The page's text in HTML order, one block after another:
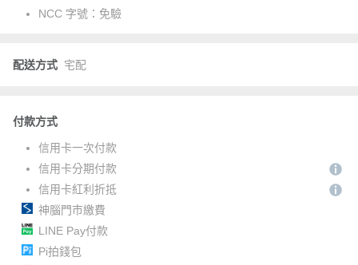
NCC 字號： 免驗
配送方式 宅配
付款方式
信用卡一次付款
信用卡分期付款
信用卡紅利折抵
神腦門市繳費
LINE Pay付款
Pi拍錢包